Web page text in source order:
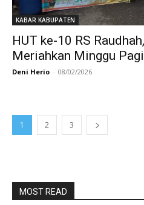
KABAR KABUPATEN
HUT ke-10 RS
Meriahkan Minggu
Deni Herio - 08/02/2026
1 2 3
MOST READ